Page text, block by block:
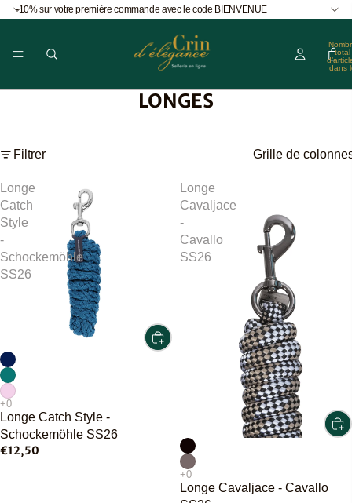
-10% sur votre première commande avec le code BIENVENUE
total
dans
LONGES
Filtrer Grille de
Longe
Catch
Style
-
Schockemöhle
SS26
Longe Catch Style -
Schockemöhle SS26
€12,50
Longe
Cavaljace
-
Cavallo
SS26
Longe Cavaljace - Cavallo